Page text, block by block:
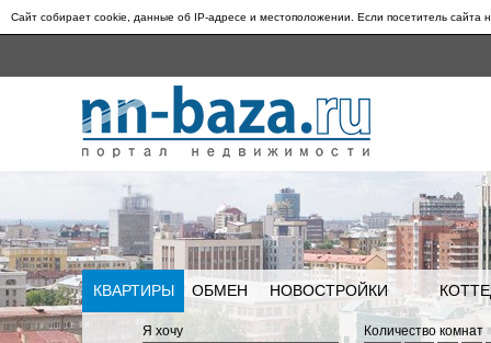
Сайт собирает cookie, данные об IP-адресе и местоположении. Если посетитель сайта
КВАРТИРЫ ОБМЕН НОВОСТРОЙКИ
Я хочу
Количество комнат